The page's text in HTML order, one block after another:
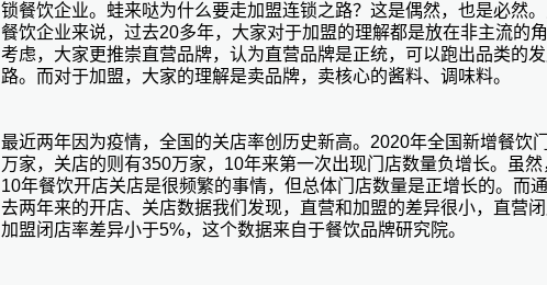
锁餐饮企业。蛙来哒为什么要走加盟连锁之路？这是偶然，也是必然
餐饮企业来说，过去20多年，大家对于加盟的理解都是放在非主流的
考虑，大家更推崇直营品牌，认为直营品牌是正统，可以跑出品类的
路。而对于加盟，大家的理解是卖品牌，卖核心的酱料、调味料。
最近两年因为疫情，全国的关店率创历史新高。2020年全国新增餐饮
万家，关店的则有350万家，10年来第一次出现门店数量负增长。虽然
10年餐饮开店关店是很频繁的事情，但总体门店数量是正增长的。而
去两年来的开店、关店数据我们发现，直营和加盟的差异很小，直营
加盟闭店率差异小于5%，这个数据来自于餐饮品牌研究院。